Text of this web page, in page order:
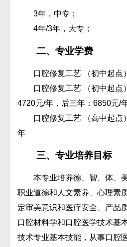
3年，中专；
4年/3年，大专；
二、专业学费
口腔修复工艺 （初中起点
口腔修复工艺 （初中起点
4720元/年，后三年：6850元/
口腔修复工艺 （高中起点
年
三、专业培养目标
本专业培养德、智、体、
职业道德和人文素养、心理素
定审美意识和医疗安全、产品
口腔材料学和口腔医学技术基
技术专业基本技能，从事口腔